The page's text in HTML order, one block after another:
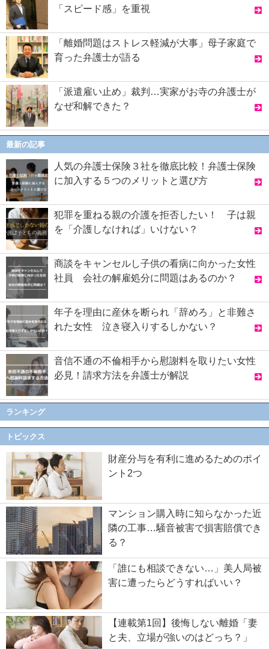
「スピード感」を重視
「離婚問題はストレス軽減が大事」母子家庭で
育った弁護士が語る
「派遣雇い止め」裁判…実家がお寺の弁護士が
なぜ和解できた？
最新の記事
人気の弁護士保険３社を徹底比較！弁護士保険
に加入する５つのメリットと選び方
犯罪を重ねる親の介護を拒否したい！ 子は親
を「介護しなければ」いけない？
商談をキャンセルし子供の看病に向かった女性
社員 会社の解雇処分に問題はあるのか？
年子を理由に産休を断られ「辞めろ」と非難さ
れた女性 泣き寝入りするしかない？
音信不通の不倫相手から慰謝料を取りたい女性
必見！請求方法を弁護士が解説
ランキング
トピックス
財産分与を有利に進めるためのポイ
ント2つ
マンション購入時に知らなかった近
隣の工事…騒音被害で損害賠償でき
る？
「誰にも相談できない…」美人局被
害に遭ったらどうすればいい？
【連載第1回】後悔しない離婚「妻
と夫、立場が強いのはどっち？」